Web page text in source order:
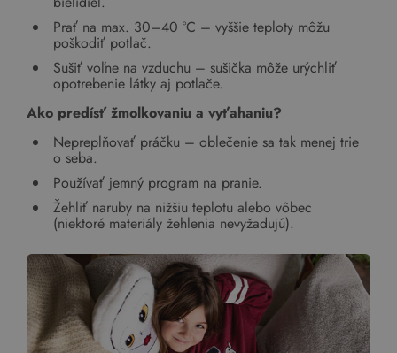
Prať na max. 30–40 °C – vyššie teploty môžu
poškodiť potlač.
Sušiť voľne na vzduchu – sušička môže urýchliť
opotrebenie látky aj potlače.
Ako predísť žmolkovaniu a vyťahaniu?
Nepreplňovať práčku – oblečenie sa tak menej trie
o seba.
Používať jemný program na pranie.
Žehliť naruby na nižšiu teplotu alebo vôbec
(niektoré materiály žehlenia nevyžadujú).